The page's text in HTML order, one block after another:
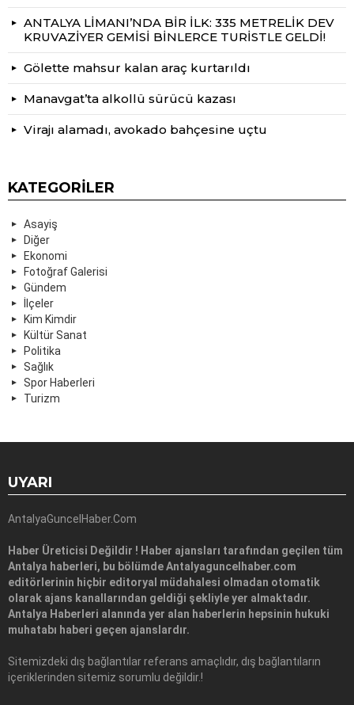
ANTALYA LİMANI’NDA BİR İLK: 335 METRELİK DEV
KRUVAZİYER GEMİSİ BİNLERCE TURİSTLE GELDİ!
Gölette mahsur kalan araç kurtarıldı
Manavgat’ta alkollü sürücü kazası
Virajı alamadı, avokado bahçesine uçtu
KATEGORILER
Asayiş
Diğer
Ekonomi
Fotoğraf Galerisi
Gündem
İlçeler
Kim Kimdir
Kültür Sanat
Politika
Sağlık
Spor Haberleri
Turizm
UYARI
AntalyaGuncelHaber.Com
Haber Üreticisi Değildir ! Haber ajansları tarafından geçilen tüm
Antalya haberleri, bu bölümde Antalyaguncelhaber.com
editörlerinin hiçbir editoryal müdahalesi olmadan otomatik
olarak ajans kanallarından geldiği şekliyle yer almaktadır.
Antalya Haberleri alanında yer alan haberlerin hepsinin hukuki
muhatabı haberi geçen ajanslardır.
Sitemizdeki dış bağlantılar referans amaçlıdır, dış bağlantıların
içeriklerinden sitemiz sorumlu değildir.!